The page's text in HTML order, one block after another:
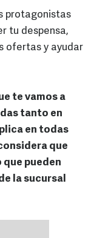
protagonistas
tu despensa,
ofertas y ayudar
te vamos a
tanto en
en todas
que
pueden
la sucursal